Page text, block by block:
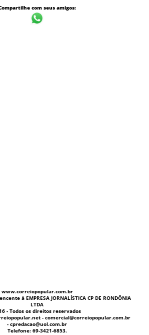
com seus amigos:
www.correiopopular.com.br
à EMPRESA JORNALÍSTICA CP DE RONDÔNIA
LTDA
- Todos os direitos reservados
- comercial@correiopopular.com.br
- cpredacao@uol.com.br
Telefone: 69-3421-6853.